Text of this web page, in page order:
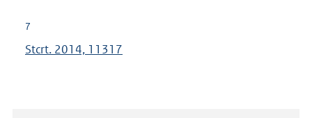
i
n
7
Stcrt. 2014, 11317